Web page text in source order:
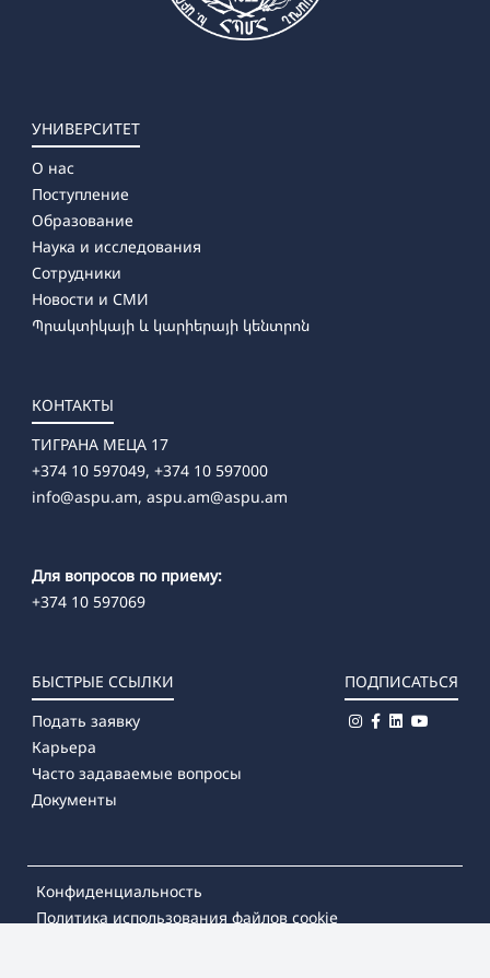
➜ Специальная психология
УНИВЕРСИТЕТ
О нас
Поступление
Образование
Наука и исследования
Сотрудники
Новости и СМИ
Պրակտիկայի և կարիերայի կենտրոն
КОНТАКТЫ
ТИГРАНА МЕЦА 17
+374 10 597049, +374 10 597000
info@aspu.am, aspu.am@aspu.am
Для вопросов по приему:
+374 10 597069
БЫСТРЫЕ ССЫЛКИ
Подать заявку
Карьера
Часто задаваемые вопросы
Документы
ПОДПИСАТЬСЯ
Конфиденциальность
Политика использования файлов cookie